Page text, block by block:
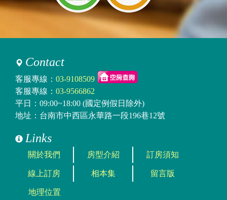
Contact
客服專線： 03-9108509
客服專線： 03-9566862
平日：09:00~18:00 (國定例假日除外)
地址：台南市中西區永華路一段196巷12號
Links
關於我們 房型介紹 訂房須知
線上訂房 相本集 留言版
地理位置